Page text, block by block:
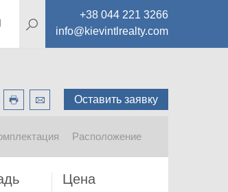
+38 044 221 3266
info@kievintlrealty.com
Оставить заявку
Расположение
Цена